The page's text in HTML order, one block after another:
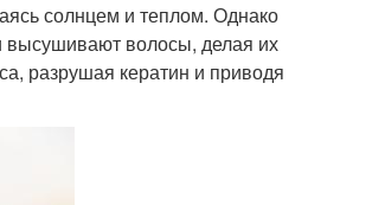
солнцем и теплом. Однако
высушивают волосы, делая их
разрушая кератин и приводя